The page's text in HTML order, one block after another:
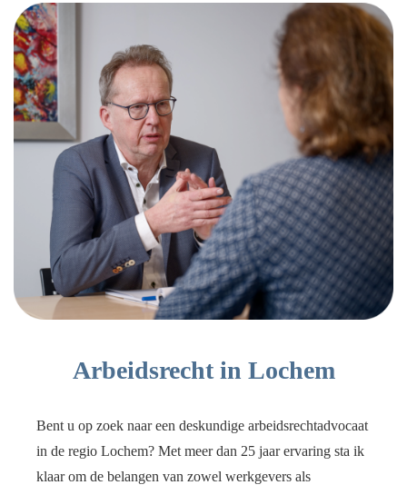
Arbeidsrecht in Lochem
Bent u op zoek naar een deskundige arbeidsrechtadvocaat
in de regio Lochem? Met meer dan 25 jaar ervaring sta ik
klaar om de belangen van zowel werkgevers als